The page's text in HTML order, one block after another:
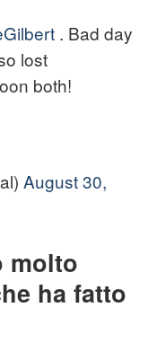
. Bad day
lost
both!
August 30,
molto
ha fatto